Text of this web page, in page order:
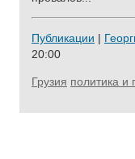
Публикации |
20:00
Грузия политика и